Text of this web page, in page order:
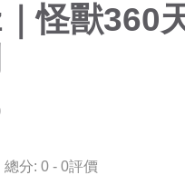
｜怪獸360
總分:0 -0評價